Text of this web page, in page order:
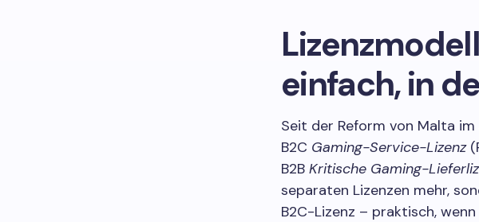
einfach, in
Seit der Reform von Malta im
B2C Gaming-Service-Lizenz
B2B Kritische Gaming-
separaten Lizenzen mehr,
B2C-Lizenz – praktisch,